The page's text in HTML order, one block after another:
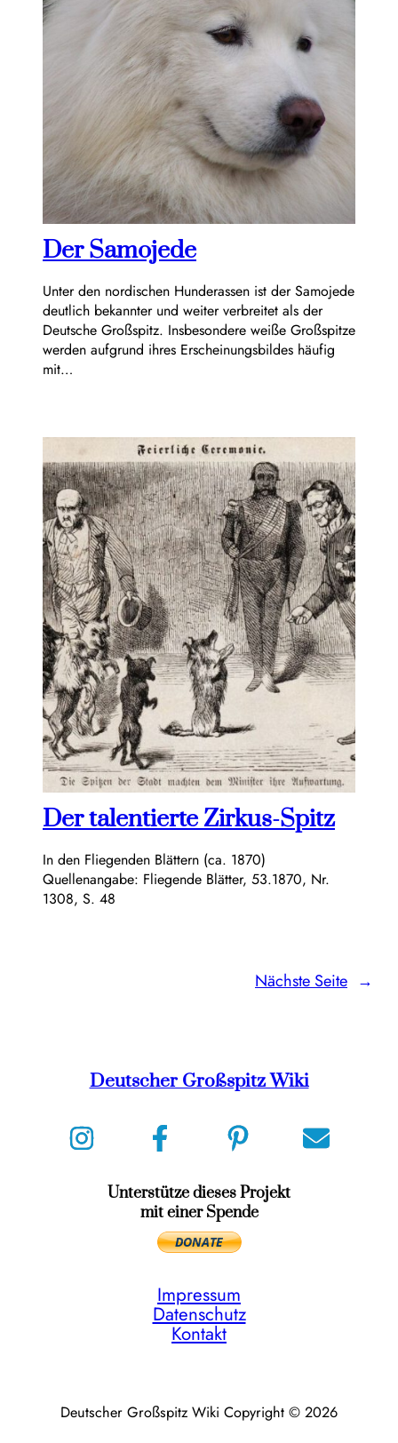
Der Samojede
Unter den nordischen Hunderassen ist der Samojede
deutlich bekannter und weiter verbreitet als der
Deutsche Großspitz. Insbesondere weiße Großspitze
werden aufgrund ihres Erscheinungsbildes häufig
mit…
Der talentierte Zirkus-Spitz
In den Fliegenden Blättern (ca. 1870)
Quellenangabe: Fliegende Blätter, 53.1870, Nr.
1308, S. 48
Nächste Seite →
Deutscher Großspitz Wiki
Unterstütze dieses Projekt
mit einer Spende
Impressum
Datenschutz
Kontakt
Deutscher Großspitz Wiki Copyright © 2026